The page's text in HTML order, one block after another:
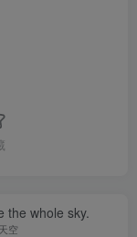
the whole sky.
空